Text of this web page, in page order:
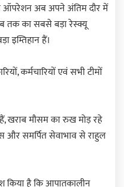
अब अपने अंतिम दौर में
तक का सबसे बड़ा रेस्क्यू
इम्तिहान हैं।
कर्मचारियों एवं सभी टीमों
हैं, खराब मौसम का रुख मोड़ रहे
और समर्पित सेवाभाव से राहुल